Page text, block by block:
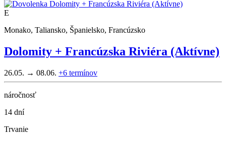
E
Monako, Taliansko, Španielsko, Francúzsko
Dolomity + Francúzska Riviéra (Aktívne)
26.05. → 08.06. +6 termínov
náročnosť
14 dní
Trvanie